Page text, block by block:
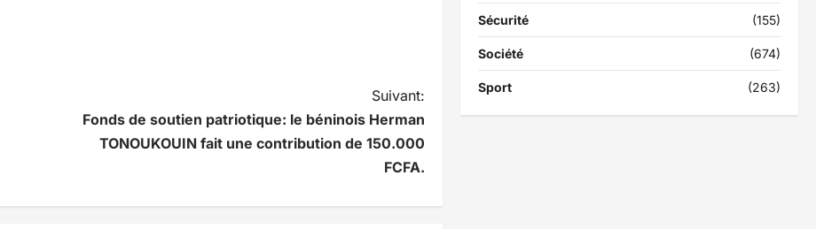
Suivant:
Fonds de soutien patriotique: le béninois Herman
TONOUKOUIN fait une contribution de 150.000
FCFA.
Sécurité (155)
Société (674)
Sport (263)